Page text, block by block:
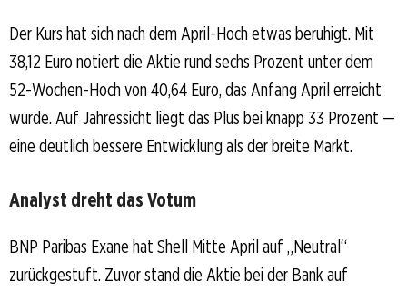
Der Kurs hat sich nach dem April-Hoch etwas beruhigt. Mit
38,12 Euro notiert die Aktie rund sechs Prozent unter dem
52-Wochen-Hoch von 40,64 Euro, das Anfang April erreicht
wurde. Auf Jahressicht liegt das Plus bei knapp 33 Prozent —
eine deutlich bessere Entwicklung als der breite Markt.
Analyst dreht das Votum
BNP Paribas Exane hat Shell Mitte April auf „Neutral“
zurückgestuft. Zuvor stand die Aktie bei der Bank auf